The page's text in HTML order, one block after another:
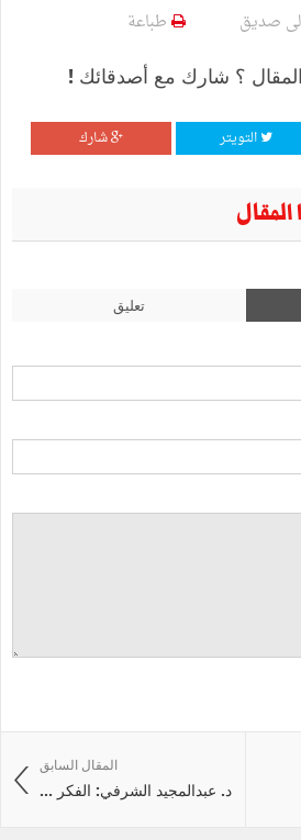
صديق طباعة
؟ شارك مع أصدقائك !
التويتر شارك
تعليق
المقال السابق
د. عبدالمجيد الشرفي: الفكر ...